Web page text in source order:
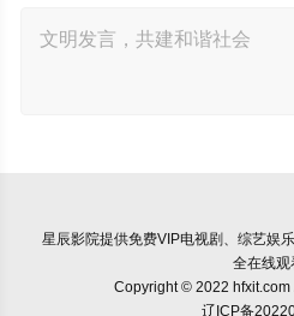
星辰影院提供免费VIP电视剧、综艺娱
全在线观
Copyright © 2022 hfxit.com
辽ICP备